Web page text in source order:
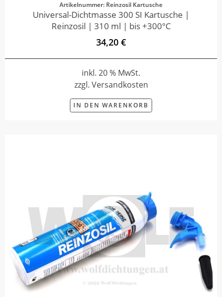
Artikelnummer: Reinzosil Kartusche
Universal-Dichtmasse 300 SI Kartusche |
Reinzosil | 310 ml | bis +300°C
34,20 €
inkl. 20 % MwSt.
zzgl. Versandkosten
IN DEN WARENKORB